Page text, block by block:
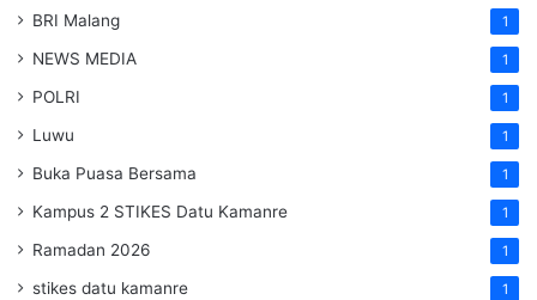
BRI Malang 1
NEWS MEDIA 1
POLRI 1
Luwu 1
Buka Puasa Bersama 1
Kampus 2 STIKES Datu Kamanre 1
Ramadan 2026 1
stikes datu kamanre 1